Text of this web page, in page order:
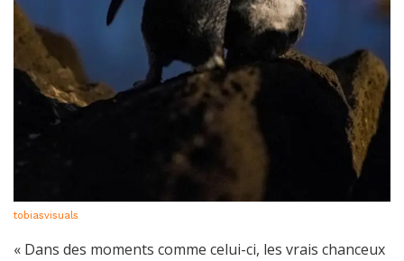
tobiasvisuals
« Dans des moments comme celui-ci, les vrais chanceux